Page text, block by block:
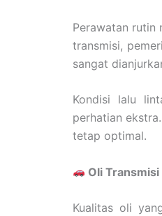
Perawatan rutin
transmisi,
sangat
Kondisi lalu
perhatian
tetap optimal.
Oli
Kualitas oli